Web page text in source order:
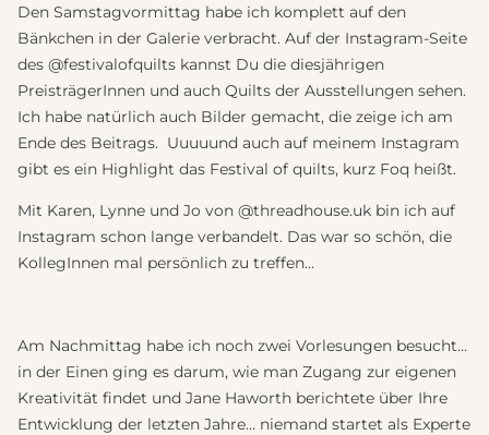
Den Samstagvormittag habe ich komplett auf den
Bänkchen in der Galerie verbracht. Auf der Instagram-Seite
des @festivalofquilts kannst Du die diesjährigen
PreisträgerInnen und auch Quilts der Ausstellungen sehen.
Ich habe natürlich auch Bilder gemacht, die zeige ich am
Ende des Beitrags. Uuuuund auch auf meinem Instagram
gibt es ein Highlight das Festival of quilts, kurz Foq heißt.
Mit Karen, Lynne und Jo von @threadhouse.uk bin ich auf
Instagram schon lange verbandelt. Das war so schön, die
KollegInnen mal persönlich zu treffen…
Am Nachmittag habe ich noch zwei Vorlesungen besucht…
in der Einen ging es darum, wie man Zugang zur eigenen
Kreativität findet und Jane Haworth berichtete über Ihre
Entwicklung der letzten Jahre… niemand startet als Experte